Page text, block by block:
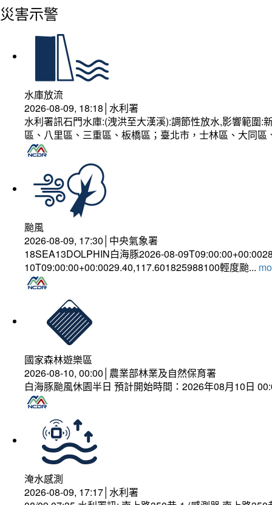
災害示警
水庫放流
2026-08-09, 18:18│水利署
水利署訊石門水庫:(洩洪至大漢溪):調節性放水,影響範圍
區、八里區、三重區、板橋區；臺北市，士林區、大同
颱風
2026-08-09, 17:30│中央氣象署
18SEA13DOLPHIN白海豚2026-08-
10T09:00:00+00:0029.40,117.601825988100輕度颱...
國家森林遊樂區
2026-08-10, 00:00│農業部林業及自然保育署
白海豚颱風休園半日 預計開始時間：2026年08月10日
淹水感測
2026-08-09, 17:17│水利署